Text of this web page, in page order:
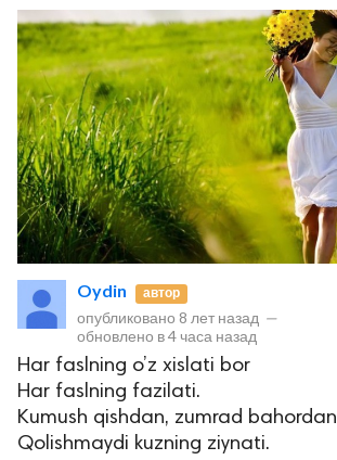
Oydin автор
опубликовано 8 лет назад —
обновлено в4 часа назад
Har faslning o’z xislati bor
Har faslning fazilati.
Kumush qishdan, zumrad bahordan
Qolishmaydi kuzning ziynati.